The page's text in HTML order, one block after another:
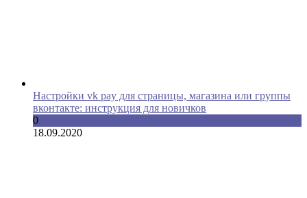
Настройки vk pay для страницы, магазина или группы
вконтакте: инструкция для новичков
0
18.09.2020